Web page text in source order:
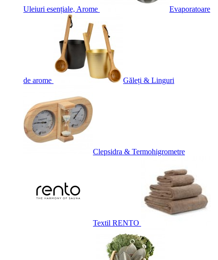
Uleiuri esențiale, Arome Evaporatoare
de arome Găleți & Linguri
Clepsidra & Termohigrometre
Textil RENTO